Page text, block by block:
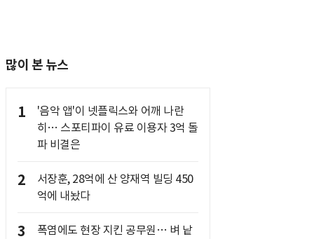
많이 본 뉴스
1
'음악 앱'이 넷플릭스와 어깨 나란
히… 스포티파이 유료 이용자 3억 돌
파 비결은
2
서장훈, 28억에 산 양재역 빌딩 450
억에 내놨다
3
폭염에도 현장 지킨 공무원… 벼 낱